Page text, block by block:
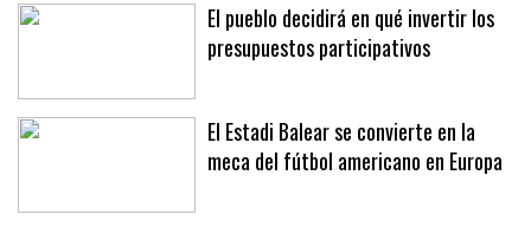
El pueblo decidirá en qué invertir los
presupuestos participativos
El Estadi Balear se convierte en la
meca del fútbol americano en Europa